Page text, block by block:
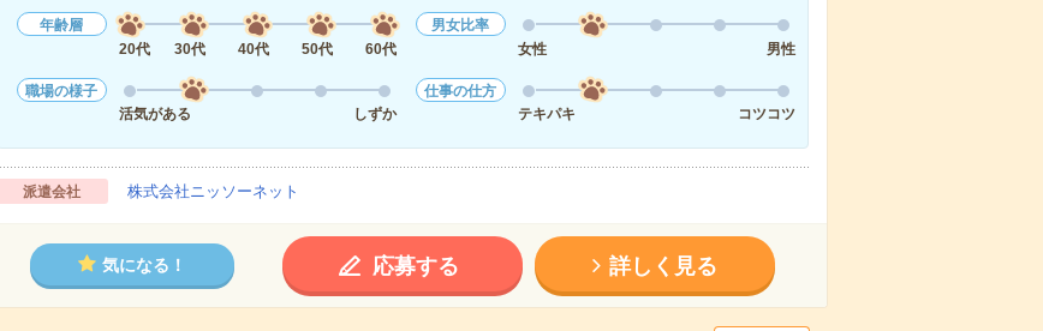
年齢層
20代
30代 40代 50代 60代
男女比率
女性
男性
職場の様子
活気がある
しずか
仕事の仕方
テキパキ
コツコツ
派遣会社 株式会社ニッソーネット
気になる！ 応募する 詳しく見る